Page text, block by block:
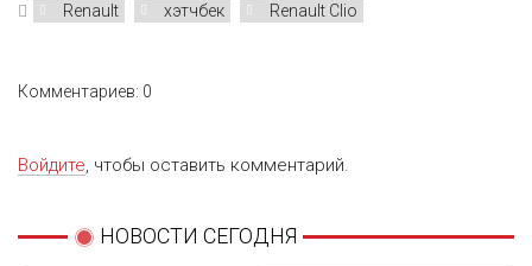
Renault хэтчбек Renault Clio
Комментариев: 0
Войдите, чтобы оставить комментарий.
НОВОСТИ СЕГОДНЯ